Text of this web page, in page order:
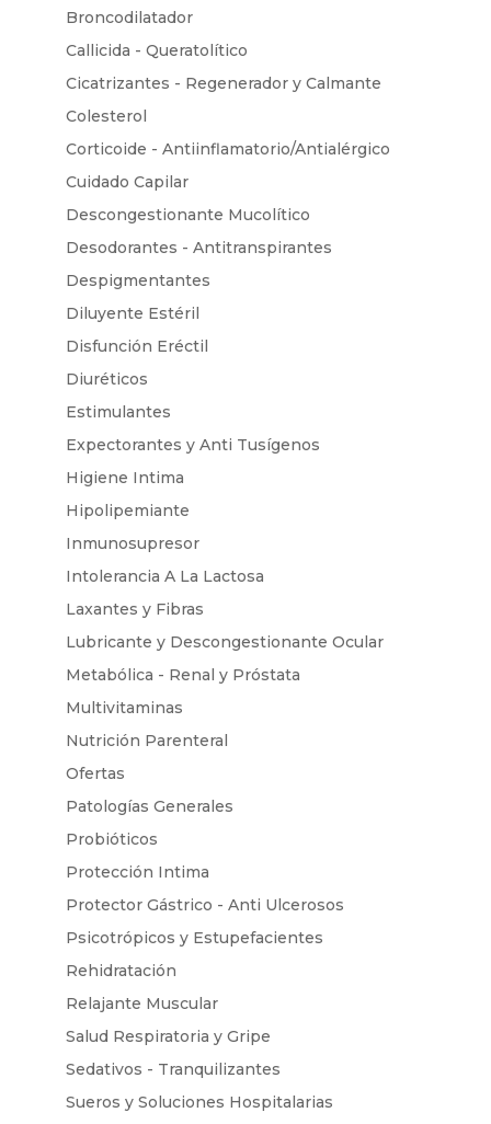
Broncodilatador
Callicida - Queratolítico
Cicatrizantes - Regenerador y Calmante
Colesterol
Corticoide - Antiinflamatorio/Antialérgico
Cuidado Capilar
Descongestionante Mucolítico
Desodorantes - Antitranspirantes
Despigmentantes
Diluyente Estéril
Disfunción Eréctil
Diuréticos
Estimulantes
Expectorantes y Anti Tusígenos
Higiene Intima
Hipolipemiante
Inmunosupresor
Intolerancia A La Lactosa
Laxantes y Fibras
Lubricante y Descongestionante Ocular
Metabólica - Renal y Próstata
Multivitaminas
Nutrición Parenteral
Ofertas
Patologías Generales
Probióticos
Protección Intima
Protector Gástrico - Anti Ulcerosos
Psicotrópicos y Estupefacientes
Rehidratación
Relajante Muscular
Salud Respiratoria y Gripe
Sedativos - Tranquilizantes
Sueros y Soluciones Hospitalarias